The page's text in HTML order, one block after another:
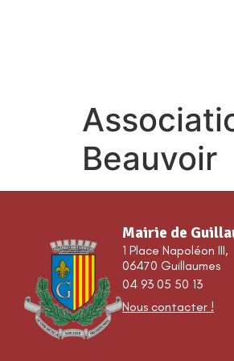
Beauvoir
Mairie de
1 Place Napoléon III,
06470 Guillaumes
04 93 05 50 13
Nous contacter !